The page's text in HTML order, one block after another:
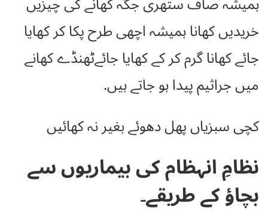
خریدیں کھانا ہمیشہ اچھی طرح پکا کر کھایا
جائے کھانا گرم کر کے کھایا جائےٹھنڈے کھانے
میں جراثیم پیدا ہو جاتے ہیں.
کچی سبزیاں پھل دھوئے بغیر نہ کھائیں
نظامِ انہظام کی بیماریوں سے
بچاؤ کے طریقے۔